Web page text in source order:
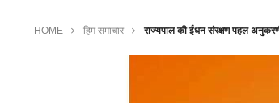
HOME हिम समाचार राज्यपाल की ईंधन संरक्षण पहल